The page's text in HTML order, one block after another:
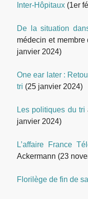
Inter-Hôpitaux (1er
De la situation
médecin et
janvier 2024)
One ear later :
tri (25 janvier 2024)
Les politiques du tri
janvier 2024)
L’affaire France
Ackermann (23
Florilège de fin de